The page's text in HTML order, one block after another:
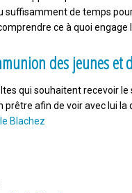
suffisamment de temps
ce à quoi engage
des jeunes et
qui souhaitent recevoir
afin de voir avec lui la
Blachez